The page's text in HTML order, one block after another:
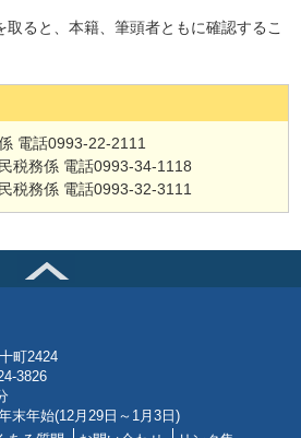
ると、本籍、筆頭者ともに確認するこ
電話0993-22-2111
税務係 電話0993-34-1118
税務係 電話0993-32-3111
町2424
3826
末年始(12月29日～1月3日)